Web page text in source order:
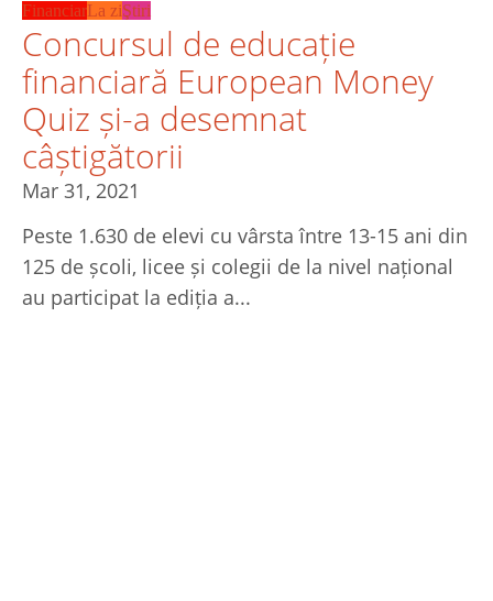
Financiar La ziŞtiri
Concursul de educație
financiară European Money
Quiz și-a desemnat
câștigătorii
Mar 31, 2021
Peste 1.630 de elevi cu vârsta între 13-15 ani din
125 de școli, licee și colegii de la nivel național
au participat la ediția a...